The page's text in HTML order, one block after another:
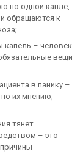
по одной капле,
обращаются к
капель – человек
вещи
в панику –
их мнению,
тянет
– это